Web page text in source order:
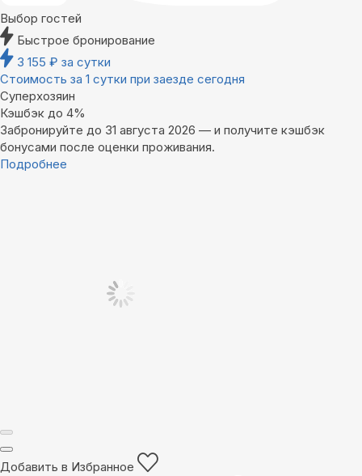
Выбор гостей
Быстрое бронирование
3 155 ₽ за сутки
Стоимость за 1 сутки при заезде сегодня
Суперхозяин
Кэшбэк до 4%
Забронируйте до 31 августа 2026 — и получите кэшбэк
бонусами после оценки проживания.
Подробнее
Добавить в Избранное